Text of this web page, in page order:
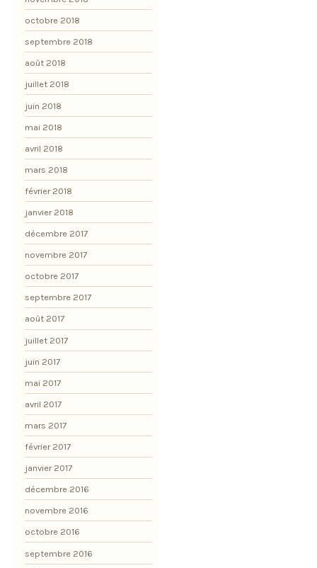
octobre 2018
septembre 2018
août 2018
juillet 2018
juin 2018
mai 2018
avril 2018
mars 2018
février 2018
janvier 2018
décembre 2017
novembre 2017
octobre 2017
septembre 2017
août 2017
juillet 2017
juin 2017
mai 2017
avril 2017
mars 2017
février 2017
janvier 2017
décembre 2016
novembre 2016
octobre 2016
septembre 2016